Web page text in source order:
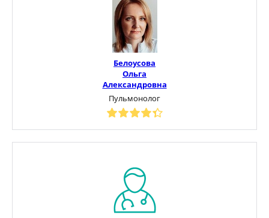
Белоусова
Ольга
Александровна
Пульмонолог